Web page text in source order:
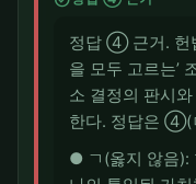
정답 ④ 근거. 헌
을 모두 고르는’
소 결정의 판시
한다. 정답은 ④(
● ㄱ(옳지 않음):